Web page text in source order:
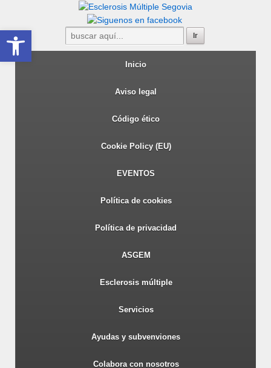
Inicio
Aviso legal
Código ético
Cookie Policy (EU)
EVENTOS
Política de cookies
Política de privacidad
ASGEM
Esclerosis múltiple
Servicios
Ayudas y subvenviones
Colabora con nosotros
Abrir barra de herramientas